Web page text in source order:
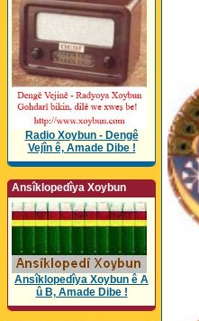
Radio Xoybun - Dengê
Vejîn ê, Amade Dibe !
Ansîklopedîya Xoybun
Ansîklopedîya Xoybun ê A
û B, Amade Dibe !